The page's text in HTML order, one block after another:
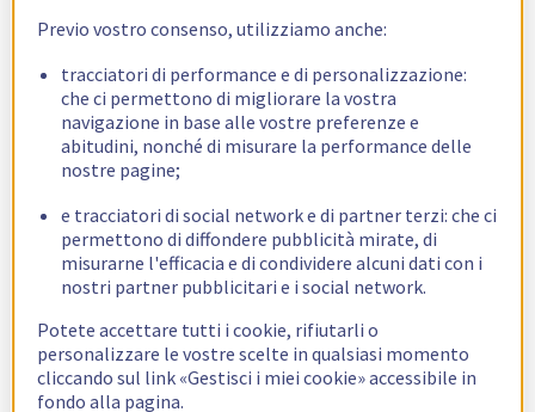
Previo vostro consenso, utilizziamo anche:
tracciatori di performance e di personalizzazione:
che ci permettono di migliorare la vostra
navigazione in base alle vostre preferenze e
abitudini, nonché di misurare la performance delle
nostre pagine;
e tracciatori di social network e di partner terzi: che ci
permettono di diffondere pubblicità mirate, di
misurarne l'efficacia e di condividere alcuni dati con i
nostri partner pubblicitari e i social network.
Potete accettare tutti i cookie, rifiutarli o
personalizzare le vostre scelte in qualsiasi momento
cliccando sul link «Gestisci i miei cookie» accessibile in
fondo alla pagina.